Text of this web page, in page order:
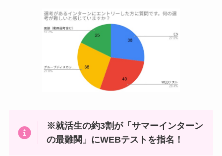
※就活生の約3割が「サマーインターン
の最難関」にWEBテストを指名！